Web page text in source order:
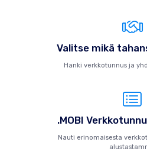
Valitse mikä
Hanki verkkotunnus ja
.MOBI
Nauti erinomaisesta